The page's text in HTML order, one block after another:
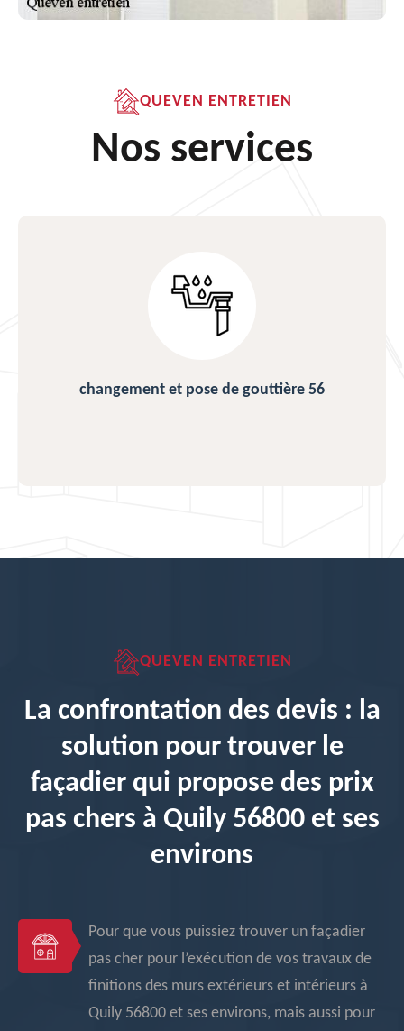
QUEVEN ENTRETIEN
Nos services
changement et pose de gouttière 56
QUEVEN ENTRETIEN
La confrontation des devis : la
solution pour trouver le
façadier qui propose des prix
pas chers à Quily 56800 et ses
environs
Pour que vous puissiez trouver un façadier
pas cher pour l’exécution de vos travaux de
finitions des murs extérieurs et intérieurs à
Quily 56800 et ses environs, mais aussi pour